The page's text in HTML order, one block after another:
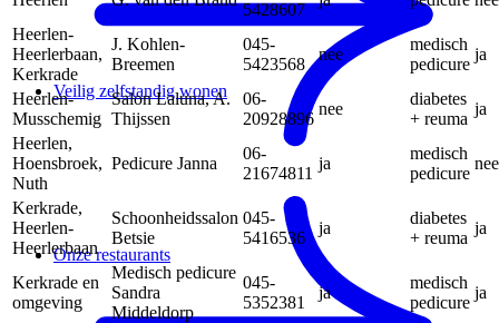
Veilig zelfstandig wonen
Onze restaurants
5428607
Heerlen-
Heerlerbaan,
Kerkrade
J. Kohlen-
Breemen
045-
5423568
nee
medisch
pedicure
ja
Heerlen-
Musschemig
Salon Laluna, A.
Thijssen
06-
20928896
nee
diabetes
+ reuma
ja
Heerlen,
Hoensbroek,
Nuth
Pedicure Janna
06-
21674811
ja
medisch
pedicure
nee
Kerkrade,
Heerlen-
Heerlerbaan
Schoonheidssalon
Betsie
045-
5416536
ja
diabetes
+ reuma
ja
Kerkrade en
omgeving
Medisch pedicure
Sandra
Middeldorp
045-
5352381
ja
medisch
pedicure
ja